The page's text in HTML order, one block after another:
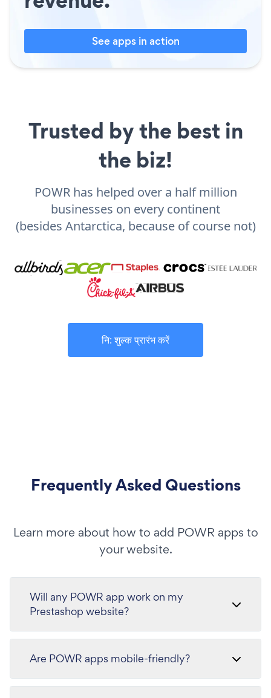
See apps in action
Trusted by the best in
the biz!
POWR has helped over a half million
businesses on every continent
(besides Antarctica, because of course not)
नि: शुल्क प्रारंभ करें
Frequently Asked Questions
Learn more about how to add POWR apps to
your website.
Will any POWR app work on my
Prestashop website?
Are POWR apps mobile-friendly?